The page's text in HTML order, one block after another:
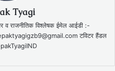
Tyagi
व राजनीतिक विश्लेषक ईमेल आईडी :-
टविटर हैंडल